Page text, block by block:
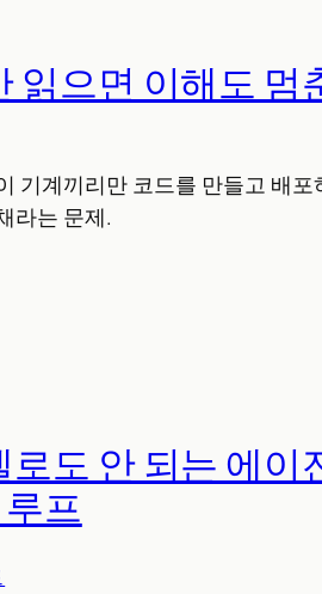
읽으면 이해도
기계끼리만 코드를 만들고 배
라는 문제.
로도 안 되는 에
프